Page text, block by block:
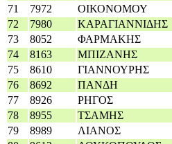
71
7972 ΟΙΚΟΝΟΜΟΥ
72
7980 ΚΑΡΑΓΙΑΝΝΙΔΗΣ
73
8052 ΦΑΡΜΑΚΗΣ
74
8163 ΜΠΙΖΑΝΗΣ
75
8610 ΓΙΑΝΝΟΥΡΗΣ
76
8692 ΠΑΝΔΗ
77
8926 ΡΗΓΟΣ
78
8955 ΤΣΑΜΗΣ
79
8989 ΛΙΑΝΟΣ